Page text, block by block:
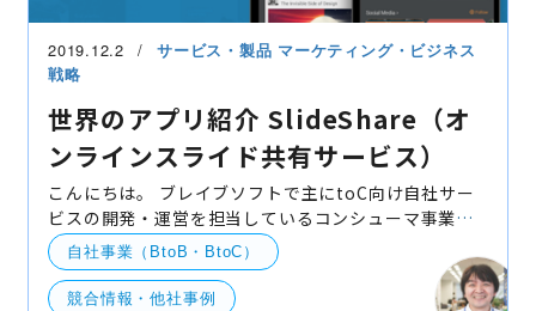
2019.12.2 サービス・製品 マーケティング・ビジネス
戦略
世界のアプリ紹介 SlideShare（オ
ンラインスライド共有サービス）
こんにちは。 ブレイブソフトで主にtoC向け自社サー
ビスの開発・運営を担当しているコンシューマ事業部
の伊藤です。 世界のアプリ動向に目を向けつつ、日本
でもそれを体験できるものという範囲で個人的に
自社事業（BtoB・BtoC）
競合情報・他社事例